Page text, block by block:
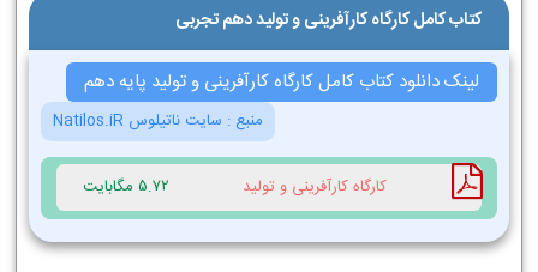
کتاب کامل کارگاه کارآفرینی و تولید دهم تجربی
لینک دانلود کتاب کامل کارگاه کارآفرینی و تولید پایه دهم
منبع : سایت ناتیلوس Natilos.iR
کارگاه کارآفرینی و تولید 5.72 مگابایت